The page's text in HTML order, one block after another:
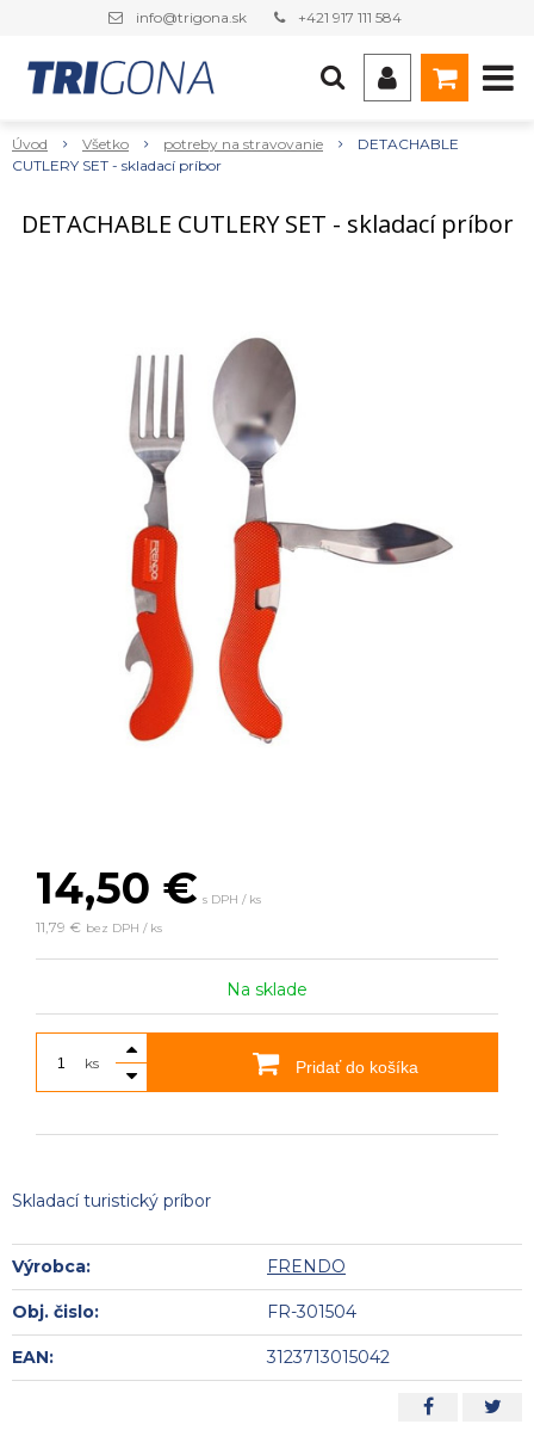
info@trigona.sk +421 917 111 584
Úvod Všetko potreby na stravovanie
DETACHABLE
CUTLERY SET - skladací príbor
DETACHABLE CUTLERY SET - skladací príbor
14,50 € s DPH / ks
11,79 € bez DPH / ks
Na sklade
ks Pridať do košíka
Skladací turistický príbor
Výrobca: FRENDO
Obj. čislo: FR-301504
EAN: 3123713015042